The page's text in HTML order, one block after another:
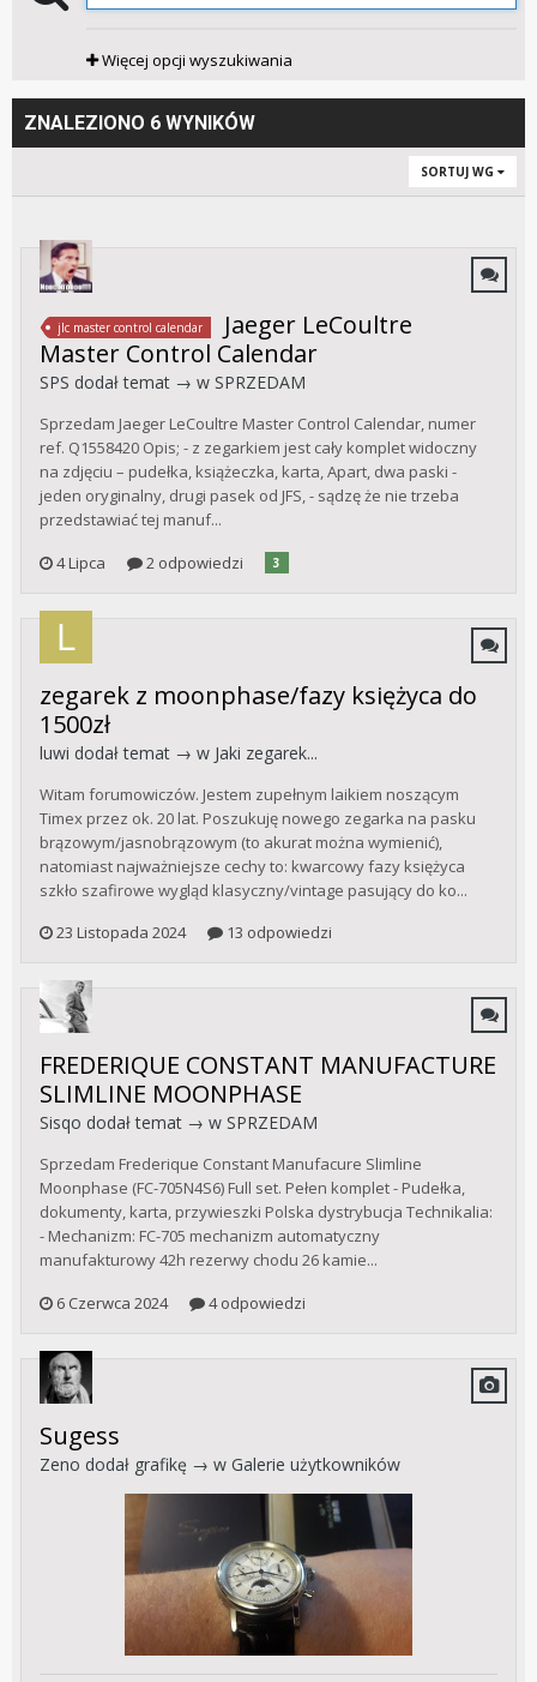
Więcej opcji wyszukiwania
ZNALEZIONO 6 WYNIKÓW
SORTUJ WG
jlc master control calendar
Jaeger LeCoultre
Master Control Calendar
SPS dodał temat → w SPRZEDAM
Sprzedam Jaeger LeCoultre Master Control Calendar, numer
ref. Q1558420 Opis; - z zegarkiem jest cały komplet widoczny
na zdjęciu – pudełka, książeczka, karta, Apart, dwa paski -
jeden oryginalny, drugi pasek od JFS, - sądzę że nie trzeba
przedstawiać tej manuf...
4 Lipca
2 odpowiedzi 3
zegarek z moonphase/fazy księżyca do
1500zł
luwi dodał temat → w Jaki zegarek...
Witam forumowiczów. Jestem zupełnym laikiem noszącym
Timex przez ok. 20 lat. Poszukuję nowego zegarka na pasku
brązowym/jasnobrązowym (to akurat można wymienić),
natomiast najważniejsze cechy to: kwarcowy fazy księżyca
szkło szafirowe wygląd klasyczny/vintage pasujący do ko...
23 Listopada 2024
13 odpowiedzi
FREDERIQUE CONSTANT MANUFACTURE
SLIMLINE MOONPHASE
Sisqo dodał temat → w SPRZEDAM
Sprzedam Frederique Constant Manufacure Slimline
Moonphase (FC-705N4S6) Full set. Pełen komplet - Pudełka,
dokumenty, karta, przywieszki Polska dystrybucja Technikalia:
- Mechanizm: FC-705 mechanizm automatyczny
manufakturowy 42h rezerwy chodu 26 kamie...
6 Czerwca 2024
4 odpowiedzi
Sugess
Zeno dodał grafikę → w Galerie użytkowników